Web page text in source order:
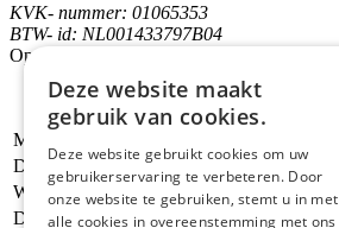
KVK- nummer: 01065353
BTW- id: NL001433797B04
Openingstijden
Maandag
Dinsdag
09.30 - 17.30 uur
Woensdag
09.30 - 17.30 uur
Donderdag
09.30 - 17.30 uur
Deze website maakt
gebruik van cookies.
Deze website gebruikt cookies om uw
gebruikerservaring te verbeteren. Door
onze website te gebruiken, stemt u in met
alle cookies in overeenstemming met ons